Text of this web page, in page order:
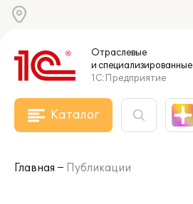
Отраслевые
и специализированные
1С:Предприятие
Каталог
Главная Публикации